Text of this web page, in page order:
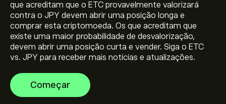
que acreditam que o ETC provavelmente valorizará
contra o JPY devem abrir uma posição longa e
comprar esta criptomoeda. Os que acreditam que
existe uma maior probabilidade de desvalorização,
devem abrir uma posição curta e vender. Siga o ETC
vs. JPY para receber mais notícias e atualizações.
Começar
A capitalização bolsista de Ethereum Classic /
Japanese Yen é (Os dados não estão disponíveis no
momento)
O preço mais elevado de Ethereum Classic / Japanese